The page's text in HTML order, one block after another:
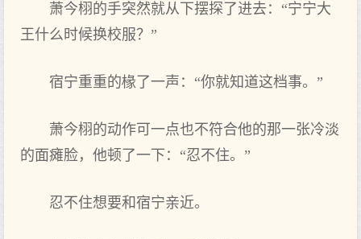
萧今栩的手突然就从下摆探了进去：“宁宁大
王什么时‌候换校服？”
宿宁重重的椽了一声：“你就知道这档事。”
萧今栩的动作‌可一点‌也不符合他的那一张冷淡
的面瘫脸，他顿了一下：“忍不住。”
忍不住想要和宿宁亲近。